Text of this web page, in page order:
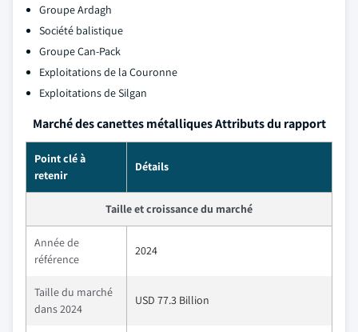
Groupe Ardagh
Société balistique
Groupe Can-Pack
Exploitations de la Couronne
Exploitations de Silgan
Marché des canettes métalliques Attributs du rapport
Point clé à
retenir
Détails
Taille et croissance du marché
Année de
référence
2024
Taille du marché
dans 2024
USD 77.3 Billion